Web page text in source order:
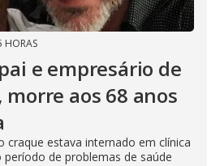
HORAS
e empresário de
morre aos 68 anos
craque estava internado em clínica
de problemas de saúde